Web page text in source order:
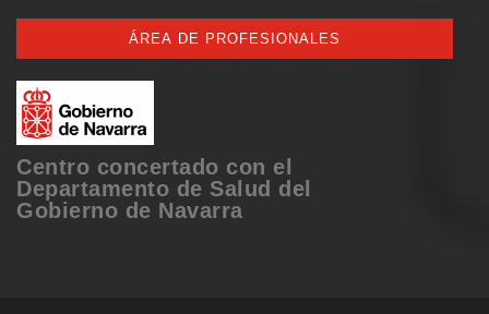
ÁREA DE PROFESIONALES
Centro concertado con el
Departamento de Salud del
Gobierno de Navarra